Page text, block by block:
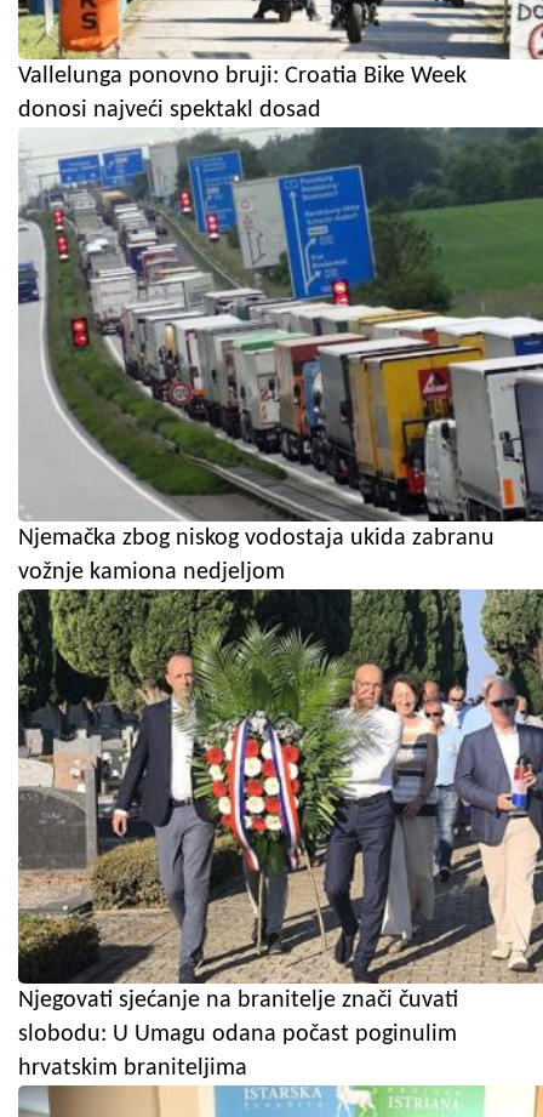
Vallelunga ponovno bruji: Croatia Bike Week
donosi najveći spektakl dosad
Njemačka zbog niskog vodostaja ukida zabranu
vožnje kamiona nedjeljom
Njegovati sjećanje na branitelje znači čuvati
slobodu: U Umagu odana počast poginulim
hrvatskim braniteljima